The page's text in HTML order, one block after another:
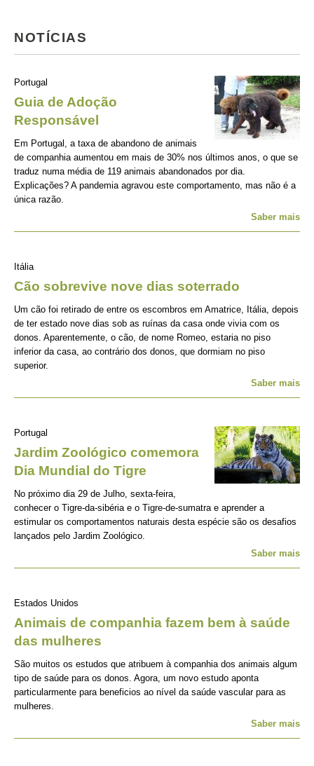
NOTÍCIAS
Portugal
Guia de Adoção
Responsável
Em Portugal, a taxa de abandono de animais
de companhia aumentou em mais de 30% nos últimos anos, o que se
traduz numa média de 119 animais abandonados por dia.
Explicações? A pandemia agravou este comportamento, mas não é a
única razão.
Saber mais
Itália
Cão sobrevive nove dias soterrado
Um cão foi retirado de entre os escombros em Amatrice, Itália, depois
de ter estado nove dias sob as ruínas da casa onde vivia com os
donos. Aparentemente, o cão, de nome Romeo, estaria no piso
inferior da casa, ao contrário dos donos, que dormiam no piso
superior.
Saber mais
Portugal
Jardim Zoológico comemora
Dia Mundial do Tigre
No próximo dia 29 de Julho, sexta-feira,
conhecer o Tigre-da-sibéria e o Tigre-de-sumatra e aprender a
estimular os comportamentos naturais desta espécie são os desafios
lançados pelo Jardim Zoológico.
Saber mais
Estados Unidos
Animais de companhia fazem bem à saúde
das mulheres
São muitos os estudos que atribuem à companhia dos animais algum
tipo de saúde para os donos. Agora, um novo estudo aponta
particularmente para beneficios ao nível da saúde vascular para as
mulheres.
Saber mais